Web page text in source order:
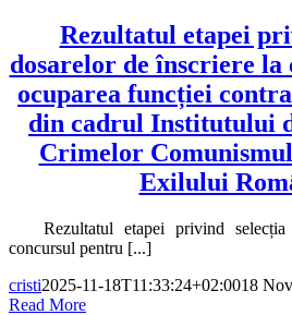
Rezultatul etapei
dosarelor de înscriere
ocuparea funcției
din cadrul Institutului
Crimelor
Exilului
Rezultatul etapei privind
concursul pentru [...]
cristi2025-11-18T11:33:24+02:0018
Read More